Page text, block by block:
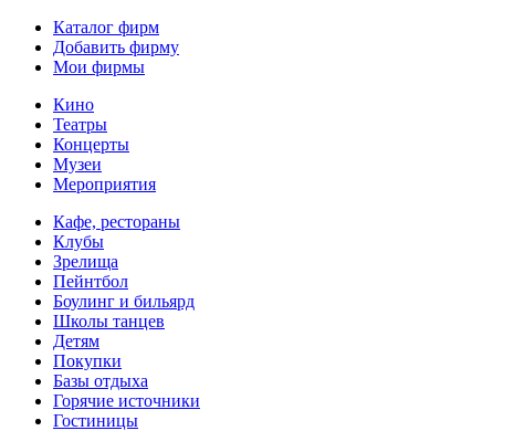
Каталог фирм
Добавить фирму
Мои фирмы
Кино
Театры
Концерты
Музеи
Мероприятия
Кафе, рестораны
Клубы
Зрелища
Пейнтбол
Боулинг и бильярд
Школы танцев
Детям
Покупки
Базы отдыха
Горячие источники
Гостиницы